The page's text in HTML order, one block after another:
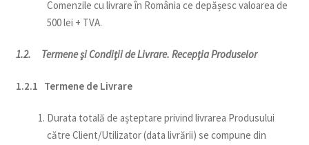
Comenzile cu livrare în România ce depășesc valoarea de
500 lei + TVA.
1.2. Termene şi Condiţii de Livrare. Recepţia Produselor
1.2.1 Termene de Livrare
Durata totală de așteptare privind livrarea Produsului
către Client/Utilizator (data livrării) se compune din